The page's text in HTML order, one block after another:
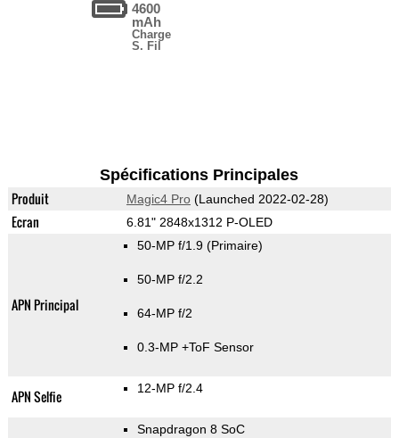
4600
mAh
Charge
S. Fil
Spécifications Principales
Produit Magic4 Pro(Launched 2022-02-28)
Ecran 6.81" 2848x1312 P-OLED
APN Principal
50-MP f/1.9 (Primaire)
50-MP f/2.2
64-MP f/2
0.3-MP +ToF Sensor
APN Selfie 12-MP f/2.4
Snapdragon 8 SoC